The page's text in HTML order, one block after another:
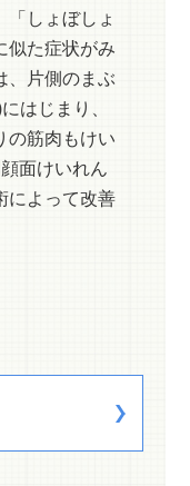
「しょぼしょ
似た症状がみ
、片側のまぶ
はじまり、
の筋肉もけい
面けいれん
によって改善